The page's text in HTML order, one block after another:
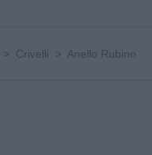
> Crivelli > Anello Rubino